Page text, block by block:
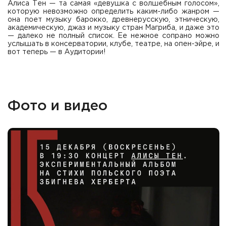
Алиса Тен — та самая «девушка с волшебным голосом»,
которую невозможно определить каким-либо жанром —
она поет музыку барокко, древнерусскую, этническую,
академическую, джаз и музыку стран Магриба, и даже это
— далеко не полный список. Ее нежное сопрано можно
услышать в консерватории, клубе, театре, на опен-эйре, и
вот теперь — в Аудитории!
Фото и видео